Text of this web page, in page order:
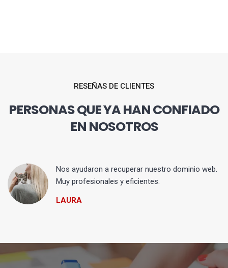
RESEÑAS DE CLIENTES
PERSONAS QUE YA HAN CONFIADO
EN NOSOTROS
Nos ayudaron a recuperar nuestro dominio web.
Muy profesionales y eficientes.
LAURA